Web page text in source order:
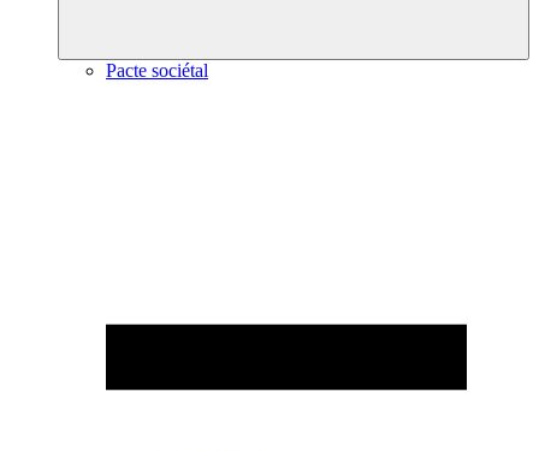
Pacte sociétal